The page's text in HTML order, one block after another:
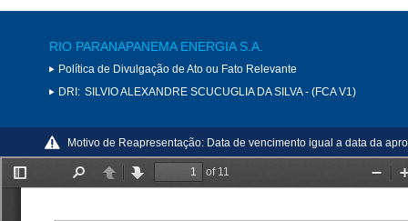
RIO PARANAPANEMA ENERGIA S.A.
Política de Divulgação de Ato ou Fato Relevante
DRI: SILVIO ALEXANDRE SCUCUGLIA DA SILVA - (FCA V1)
Motivo de Reapresentação: Data de vencimento igual a data da